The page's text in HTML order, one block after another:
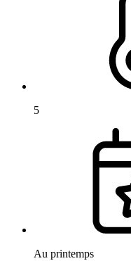
5
Au printemps